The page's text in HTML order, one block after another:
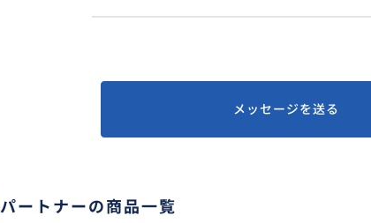
メッセージを送る
パートナーの商品一覧